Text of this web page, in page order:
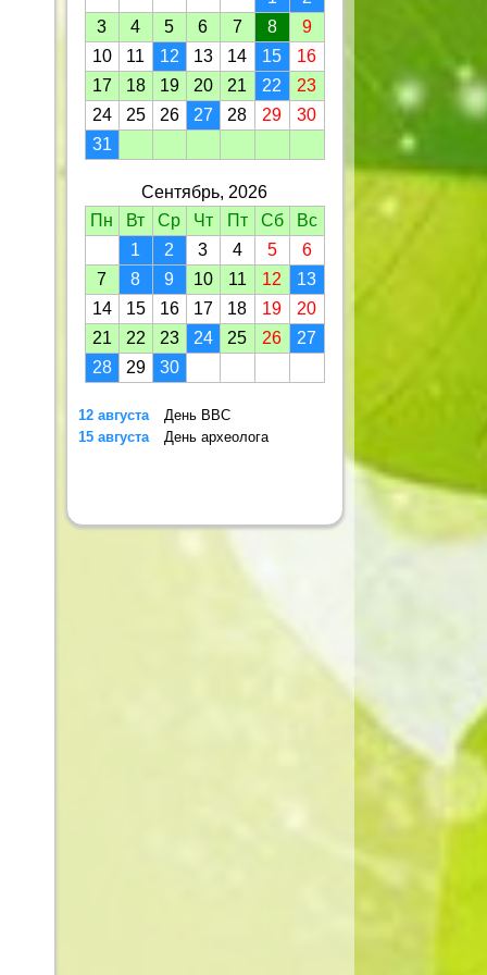
3
4 5 6 7 8
9
10
11 12 13 14 15
16
17
18 19 20 21 22
23
24
25 26 27 28 29
30
31
Сентябрь, 2026
Пн
Вт Ср Чт Пт Сб
Вс
1
2 3 4 5
6
7
8 9 10 11 12
13
14
15 16 17 18 19
20
21
22 23 24 25 26
27
28
29 30
12 августа
День ВВС
15 августа
День археолога